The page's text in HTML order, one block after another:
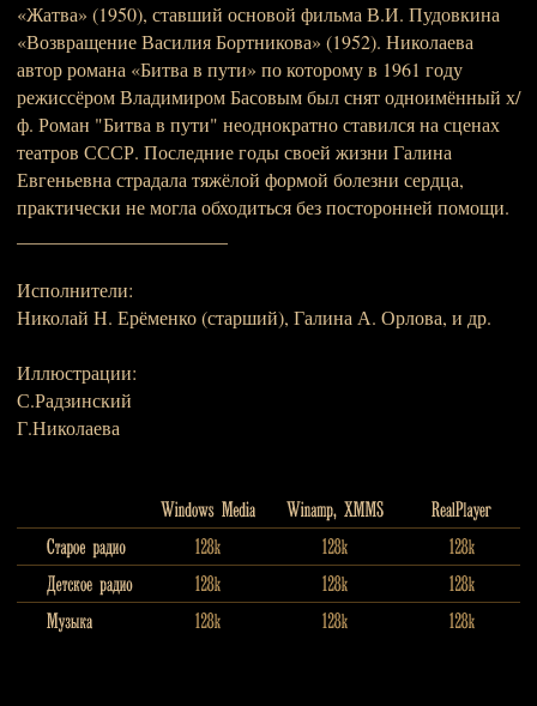
«Жатва» (1950), ставший основой фильма В.И. Пудовкина
«Возвращение Василия Бортникова» (1952). Николаева
автор романа «Битва в пути» по которому в 1961 году
режиссёром Владимиром Басовым был снят одноимённый х/
ф. Роман "Битва в пути" неоднократно ставился на сценах
театров СССР. Последние годы своей жизни Галина
Евгеньевна страдала тяжёлой формой болезни сердца,
практически не могла обходиться без посторонней помощи.
Исполнители:
Николай Н. Ерёменко (старший), Галина А. Орлова, и др.
Иллюстрации:
С.Радзинский
Г.Николаева